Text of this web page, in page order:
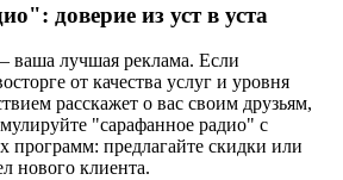
доверие из уст в уста
лучшая реклама. Если
от качества услуг и уровня
расскажет о вас своим друзьям,
"сарафанное радио" с
предлагайте скидки или
нового клиента.